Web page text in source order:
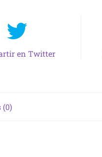
en Twitter
(0)